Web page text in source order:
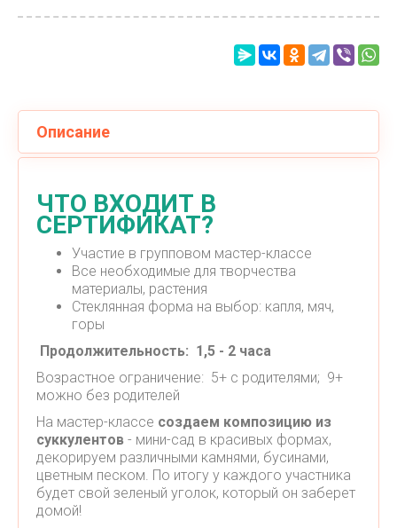
Описание
ЧТО ВХОДИТ В
СЕРТИФИКАТ?
Участие в групповом мастер-классе
Все необходимые для творчества
материалы, растения
Стеклянная форма на выбор: капля, мяч,
горы
Продолжительность: 1,5 - 2 часа
Возрастное ограничение: 5+ с родителями; 9+
можно без родителей
На мастер-классе создаем композицию из
суккулентов - мини-сад в красивых формах,
декорируем различными камнями, бусинами,
цветным песком. По итогу у каждого участника
будет свой зеленый уголок, который он заберет
домой!